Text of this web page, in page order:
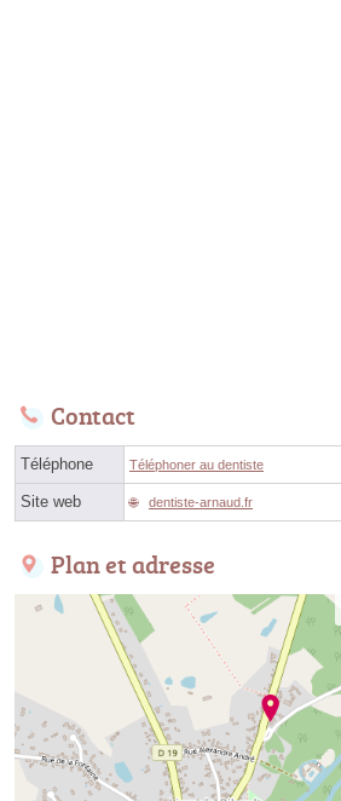
Contact
Téléphone Téléphoner au dentiste
Site web dentiste-arnaud.fr
Plan et adresse